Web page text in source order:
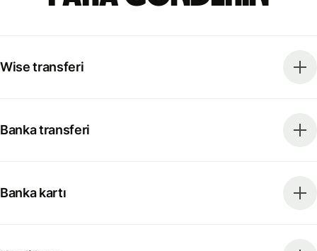
Wise transferi
Banka transferi
Banka kartı